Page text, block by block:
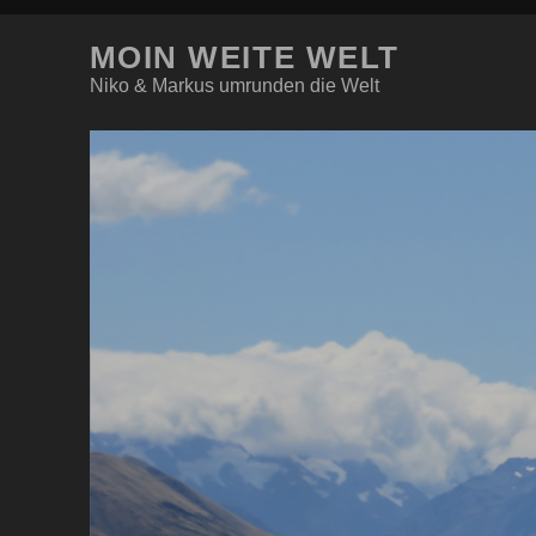
MOIN WEITE WELT
Niko & Markus umrunden die Welt